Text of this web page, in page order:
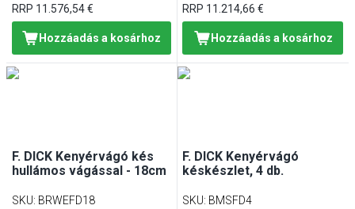
RRP 11.576,54 €
Hozzáadás a kosárhoz
RRP 11.214,66 €
Hozzáadás a kosárhoz
F. DICK Kenyérvágó kés
hullámos vágással - 18cm
SKU: BRWEFD18
F. DICK Kenyérvágó
késkészlet, 4 db.
SKU: BMSFD4